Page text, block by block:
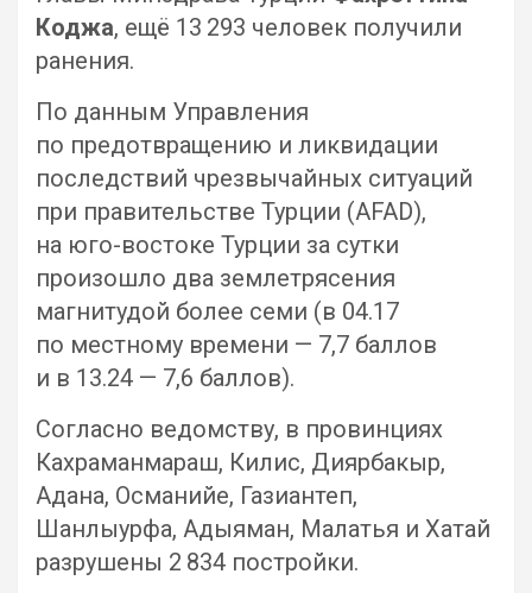
Коджа, ещё 13 293 человек получили
ранения.
По данным Управления
по предотвращению и ликвидации
последствий чрезвычайных ситуаций
при правительстве Турции (AFAD),
на юго-востоке Турции за сутки
произошло два землетрясения
магнитудой более семи (в 04.17
по местному времени — 7,7 баллов
и в 13.24 — 7,6 баллов).
Согласно ведомству, в провинциях
Кахраманмараш, Килис, Диярбакыр,
Адана, Османийе, Газиантеп,
Шанлыурфа, Адыяман, Малатья и Хатай
разрушены 2 834 постройки.